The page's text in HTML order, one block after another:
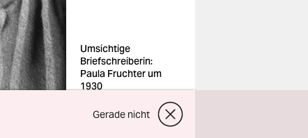
Umsichtige
Briefschreiberin:
Paula Fruchter um
1930
Menachem Rogel,
Gerade nicht